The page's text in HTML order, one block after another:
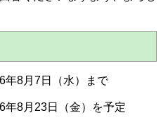
年8月7日（水）まで
年8月23日（金）を予定